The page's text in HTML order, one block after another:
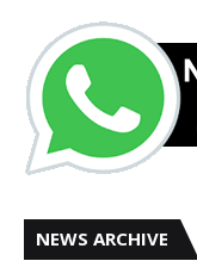
NEWS ARCHIVE